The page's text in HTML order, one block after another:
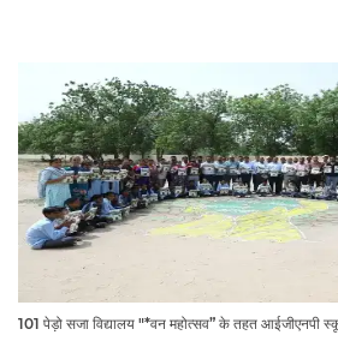
101 पेड़ो सजा विद्यालय "*वन महोत्सव” के तहत आईजीएनपी